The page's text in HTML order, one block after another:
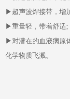
▶超声波焊接带，增
▶重量轻，带着舒适;
▶对潜在的血液病原
化学物质飞溅。